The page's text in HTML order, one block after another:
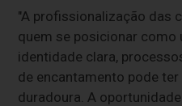
"A profissionalização das
quem se posicionar como
identidade clara,
de encantamento pode
duradoura. A